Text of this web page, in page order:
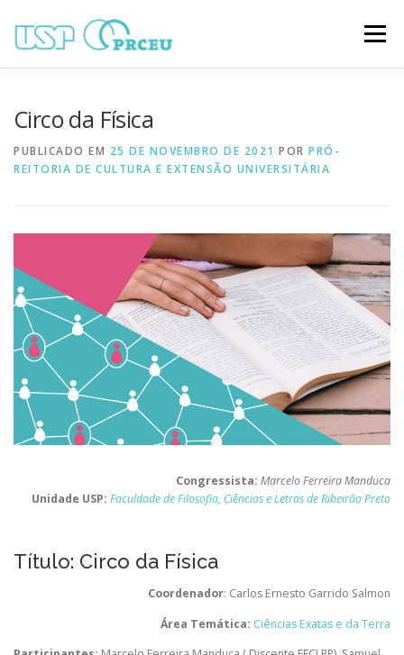
para
Menu
TRABALHOS ONLINE PROGRAMAÇÃO
NOTÍCIAS CONTATO
Circo da Física
PUBLICADO EM 25 DE NOVEMBRO DE 2021 POR PRÓ-
REITORIA DE CULTURA E EXTENSÃO UNIVERSITÁRIA
Congressista: Marcelo Ferreira Manduca
Unidade USP: Faculdade de Filosofia, Ciências e Letras de Ribeirão Preto
Título: Circo da Física
Coordenador: Carlos Ernesto Garrido Salmon
Área Temática: Ciências Exatas e da Terra